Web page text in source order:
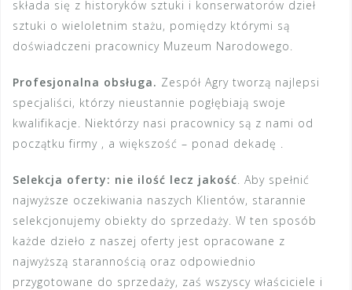
składa się z historyków sztuki i konserwatorów dzieł
sztuki o wieloletnim stażu, pomiędzy którymi są
doświadczeni pracownicy Muzeum Narodowego.
Profesjonalna obsługa. Zespół Agry tworzą najlepsi
specjaliści, którzy nieustannie pogłębiają swoje
kwalifikacje. Niektórzy nasi pracownicy są z nami od
początku firmy , a większość – ponad dekadę .
Selekcja oferty: nie ilość lecz jakość. Aby spełnić
najwyższe oczekiwania naszych Klientów, starannie
selekcjonujemy obiekty do sprzedaży. W ten sposób
każde dzieło z naszej oferty jest opracowane z
najwyższą starannością oraz odpowiednio
przygotowane do sprzedaży, zaś wszyscy właściciele i